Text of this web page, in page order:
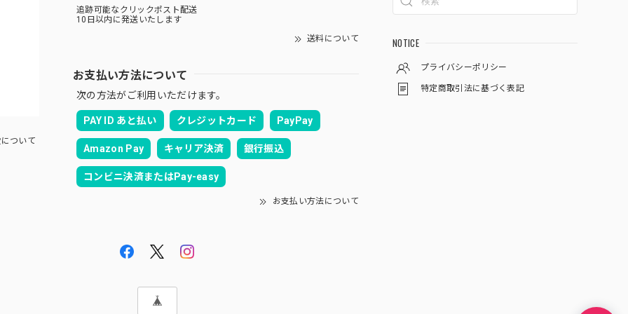
ついて
追跡可能なクリックポスト配送
10日以内に発送いたします
送料について
お支払い方法について
次の方法がご利用いただけます。
PAY ID あと払い クレジットカード PayPay
Amazon Pay キャリア決済 銀行振込
コンビニ決済またはPay-easy
お支払い方法について
NOTICE
プライバシーポリシー
特定商取引法に基づく表記